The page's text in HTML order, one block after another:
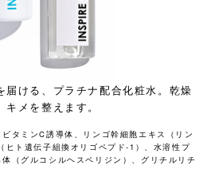
届ける、プラチナ配合化粧水。乾燥
メを整えます。
タミンC誘導体、リンゴ幹細胞エキス（リン
ヒト遺伝子組換オリゴペプド-1）、水溶性プ
（グルコシルヘスペリジン）、グリチルリチ